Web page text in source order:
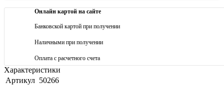
Онлайн картой на сайте
Банковской картой при получении
Наличными при получении
Оплата с расчетного счета
Характеристики
Артикул 50266